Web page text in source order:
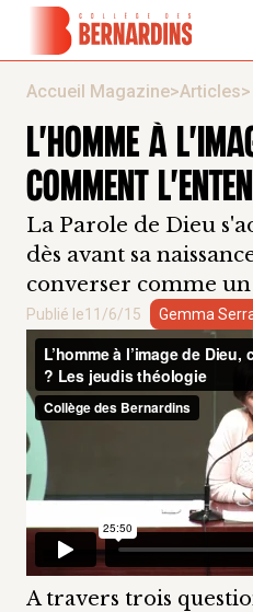
Accueil Magazine>Articles>
L'HOMME À
COMMENT
La Parole de Dieu
dès avant sa
converser comme
Publié le11/6/15 Gemma
A travers trois